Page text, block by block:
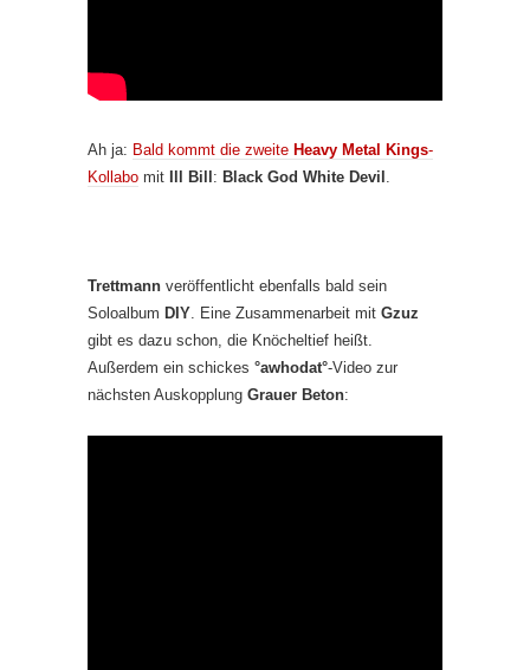
Ah ja: Bald kommt die zweite Heavy Metal Kings-
Kollabo mit Ill Bill : Black God White Devil .
Trettmann veröffentlicht ebenfalls bald sein
Soloalbum DIY. Eine Zusammenarbeit mit Gzuz
gibt es dazu schon, die Knöcheltief heißt.
Außerdem ein schickes °awhodat°-Video zur
nächsten Auskopplung Grauer Beton: